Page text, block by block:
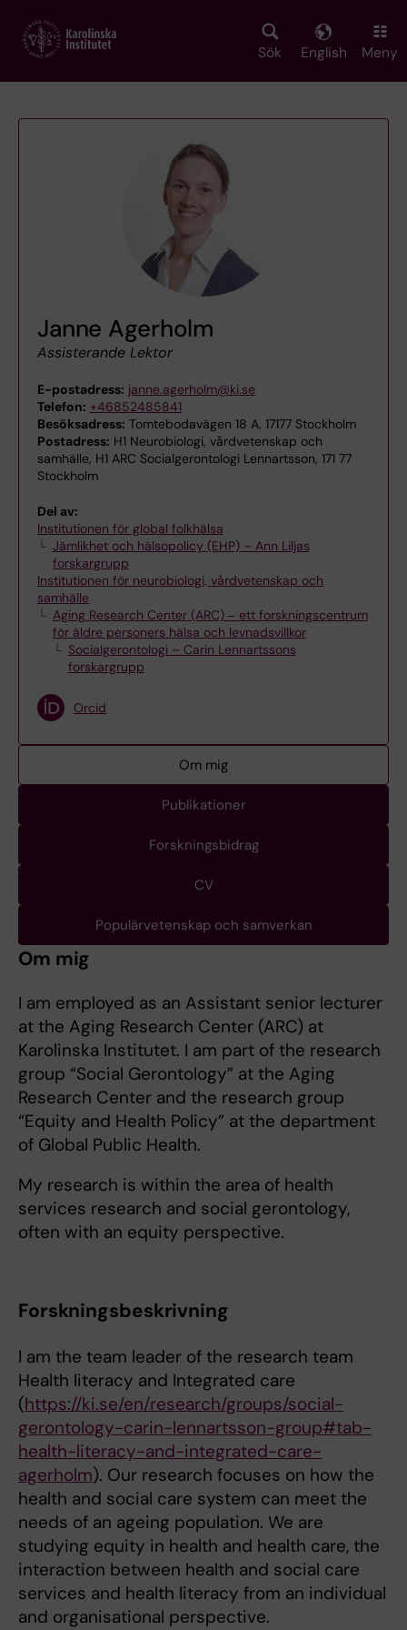
main
Sök English Meny
Janne Agerholm
Assisterande Lektor
E-postadress: janne.agerholm@ki.se
Telefon: +46852485841
Besöksadress: Tomtebodavägen 18 A, 17177 Stockholm
Postadress: H1 Neurobiologi, vårdvetenskap och
samhälle, H1 ARC Socialgerontologi Lennartsson, 171 77
Stockholm
Del av:
Institutionen för global folkhälsa
Jämlikhet och hälsopolicy (EHP) – Ann Liljas
forskargrupp
Institutionen för neurobiologi, vårdvetenskap och
samhälle
Aging Research Center (ARC) ‒ ett forskningscentrum
för äldre personers hälsa och levnadsvillkor
Socialgerontologi – Carin Lennartssons
forskargrupp
Orcid
Om mig
Publikationer
Forskningsbidrag
CV
Populärvetenskap och samverkan
Om mig
I am employed as an Assistant senior lecturer
at the Aging Research Center (ARC) at
Karolinska Institutet. I am part of the research
group “Social Gerontology” at the Aging
Research Center and the research group
“Equity and Health Policy” at the department
of Global Public Health.
My research is within the area of health
services research and social gerontology,
often with an equity perspective.
Forskningsbeskrivning
I am the team leader of the research team
Health literacy and Integrated care
(https://ki.se/en/research/groups/social-
gerontology-carin-lennartsson-group#tab-
health-literacy-and-integrated-care-
agerholm). Our research focuses on how the
health and social care system can meet the
needs of an ageing population. We are
studying equity in health and health care, the
interaction between health and social care
services and health literacy from an individual
and organisational perspective.